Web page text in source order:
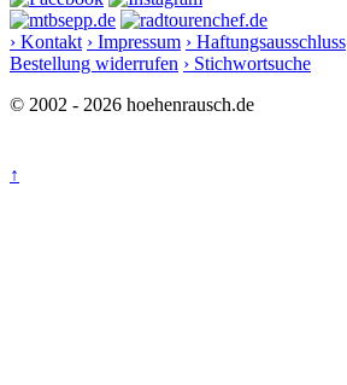
› Kontakt › Impressum › Haftungsausschluss
Bestellung widerrufen › Stichwortsuche
© 2002 - 2026 hoehenrausch.de
↑